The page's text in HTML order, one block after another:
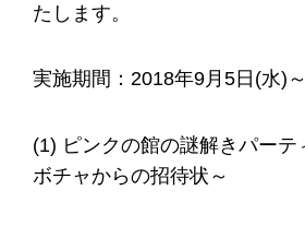
たします。
実施期間：2018年9月5日(水)
(1) ピンクの館の謎解きパーテ
ボチャからの招待状～